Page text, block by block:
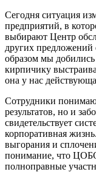
Сегодня ситуация
предприятий, в
выбирают Центр
других предложений
образом мы
кирпичику
она у нас
Сотрудники
результатов, но и
свидетельствует
корпоративная
выгорания и
понимание, что
полноправные